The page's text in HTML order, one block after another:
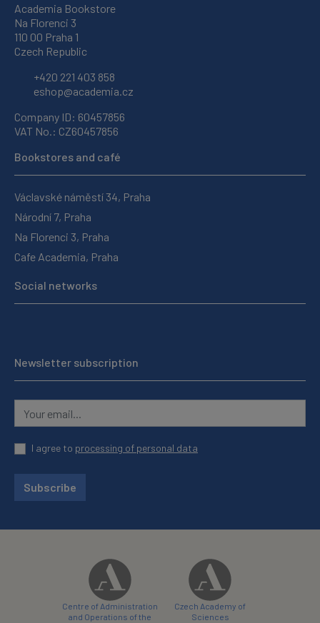
Academia Bookstore
Na Florenci 3
110 00 Praha 1
Czech Republic
+420 221 403 858
eshop@academia.cz
Company ID: 60457856
VAT No.: CZ60457856
Bookstores and café
Václavské náměstí 34, Praha
Národní 7, Praha
Na Florenci 3, Praha
Cafe Academia, Praha
Social networks
Newsletter subscription
I agree to processing of personal data
Subscribe
Centre of Administration
and Operations of the
Czech Academy of
Sciences